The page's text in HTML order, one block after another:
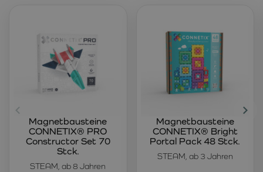
STEAM, ab 8 Jahren
Magnetbausteine
CONNETIX® PRO
Constructor Set 70
Stck.
STEAM, ab 3 Jahren
Magnetbausteine
CONNETIX® Bright
Portal Pack 48 Stck.